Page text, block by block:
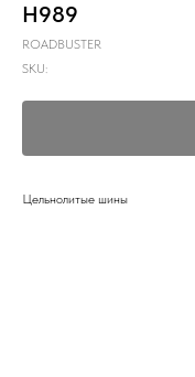
H989
ROADBUSTER
SKU:
Цельнолитые шины